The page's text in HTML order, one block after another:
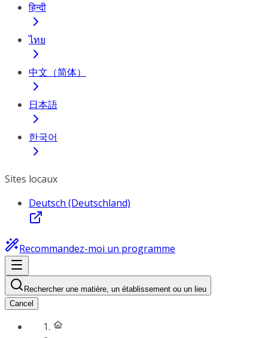
हिन्दी
ไทย
中文（简体）
日本語
한국어
Sites locaux
Deutsch (Deutschland)
Recommandez-moi un programme
Rechercher une matière, un établissement ou un lieu
Cancel